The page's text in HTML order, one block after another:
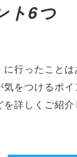
ト6つ
行ったこと
をつけるポ
詳しくご紹